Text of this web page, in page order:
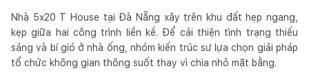
Nhà 5x20 T House tại Đà Nẵng xây trên khu đất hẹp ngang,
kẹp giữa hai công trình liền kề. Để cải thiện tình trạng thiếu
sáng và bí gió ở nhà ống, nhóm kiến trúc sư lựa chọn giải pháp
tổ chức không gian thông suốt thay vì chia nhỏ mặt bằng.